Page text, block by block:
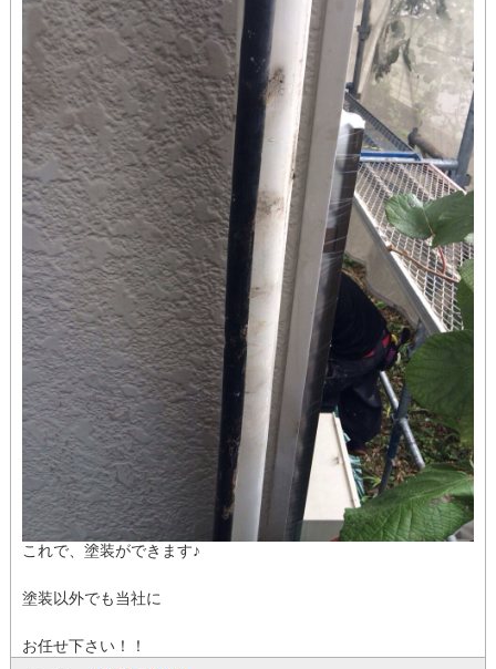
これで、塗装ができます♪
塗装以外でも当社に
お任せ下さい！！